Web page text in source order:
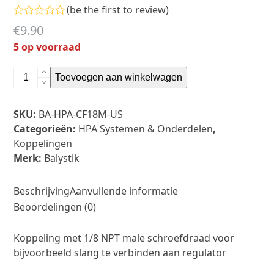
Gewaardeerd
0
uit
5
(be the first to review)
€9.90
5 op voorraad
BalystiK
coupler
1/8
NPT
male
thread
aantal
Toevoegen aan winkelwagen
SKU: BA-HPA-CF18M-US
Categorieën: HPA Systemen & Onderdelen,
Koppelingen
Merk: Balystik
BeschrijvingAanvullende informatie
Beoordelingen (0)
Koppeling met 1/8 NPT male schroefdraad voor
bijvoorbeeld slang te verbinden aan regulator